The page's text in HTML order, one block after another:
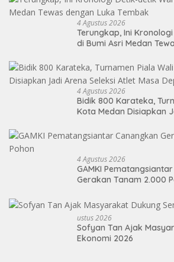
4 Agustus 2026
Terungkap, Ini
di Bumi Asri Medan
4 Agustus 2026
Bidik 800 Karateka,
Kota Medan Disiapkan
4 Agustus 2026
GAMKI
Gerakan Tanam 2.000
Ustus 2026
Sofyan Tan Ajak
Ekonomi 2026